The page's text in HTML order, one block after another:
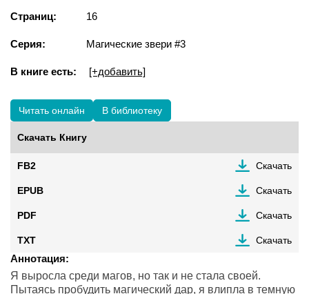
Страниц: 16
Серия: Магические звери #3
В книге есть: [+добавить]
Читать онлайн В библиотеку
Скачать Книгу
FB2 Скачать
EPUB Скачать
PDF Скачать
TXT Скачать
Аннотация:
Я выросла среди магов, но так и не стала своей.
Пытаясь пробудить магический дар, я влипла в темную